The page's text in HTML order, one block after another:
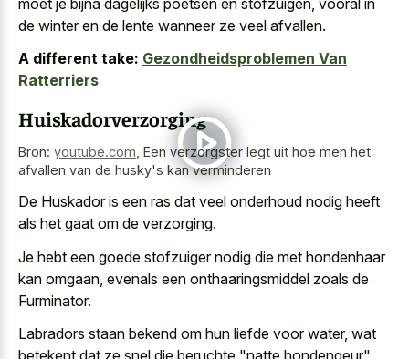
de winter en de lente wanneer ze veel afvallen.
A different take: Gezondheidsproblemen Van
Ratterriers
Huiskadorverzorging
Bron: youtube.com Een verzorgster legt uit hoe men het
afvallen van de husky's kan verminderen
De Huskador is een ras dat veel onderhoud nodig heeft
als het gaat om de verzorging.
Je hebt een goede stofzuiger nodig die met hondenhaar
kan omgaan, evenals een onthaaringsmiddel zoals de
Furminator.
Labradors staan bekend om hun liefde voor water, wat